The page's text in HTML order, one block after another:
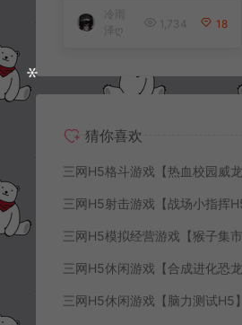
端+解压即玩+简易安
泽ღ
1,734 18
猜你喜欢